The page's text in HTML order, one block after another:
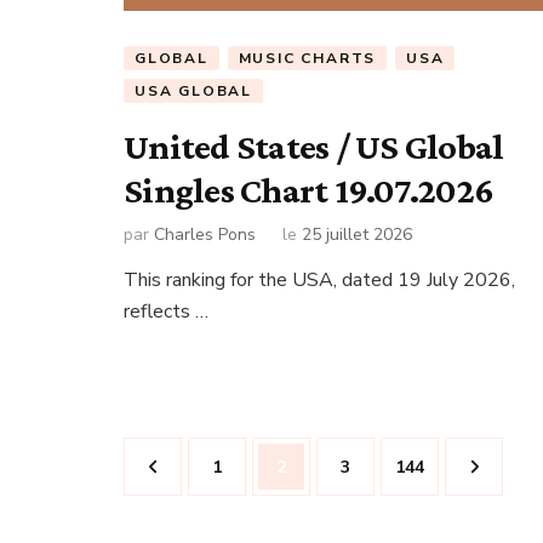
GLOBAL MUSIC CHARTS
USA
USA GLOBAL
United States / US Global
Singles Chart 19.07.2026
par Charles Pons le 25 juillet 2026
This ranking for the USA, dated 19 July 2026,
reflects …
Navigation
des
Page
1 Page
2 Page
3 Page
144